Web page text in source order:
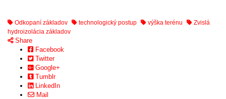
Odkopaní základov technologický postup výška terénu
Zvislá
hydroizolácia základov
Share
Facebook
Twitter
Google+
Tumblr
LinkedIn
Mail